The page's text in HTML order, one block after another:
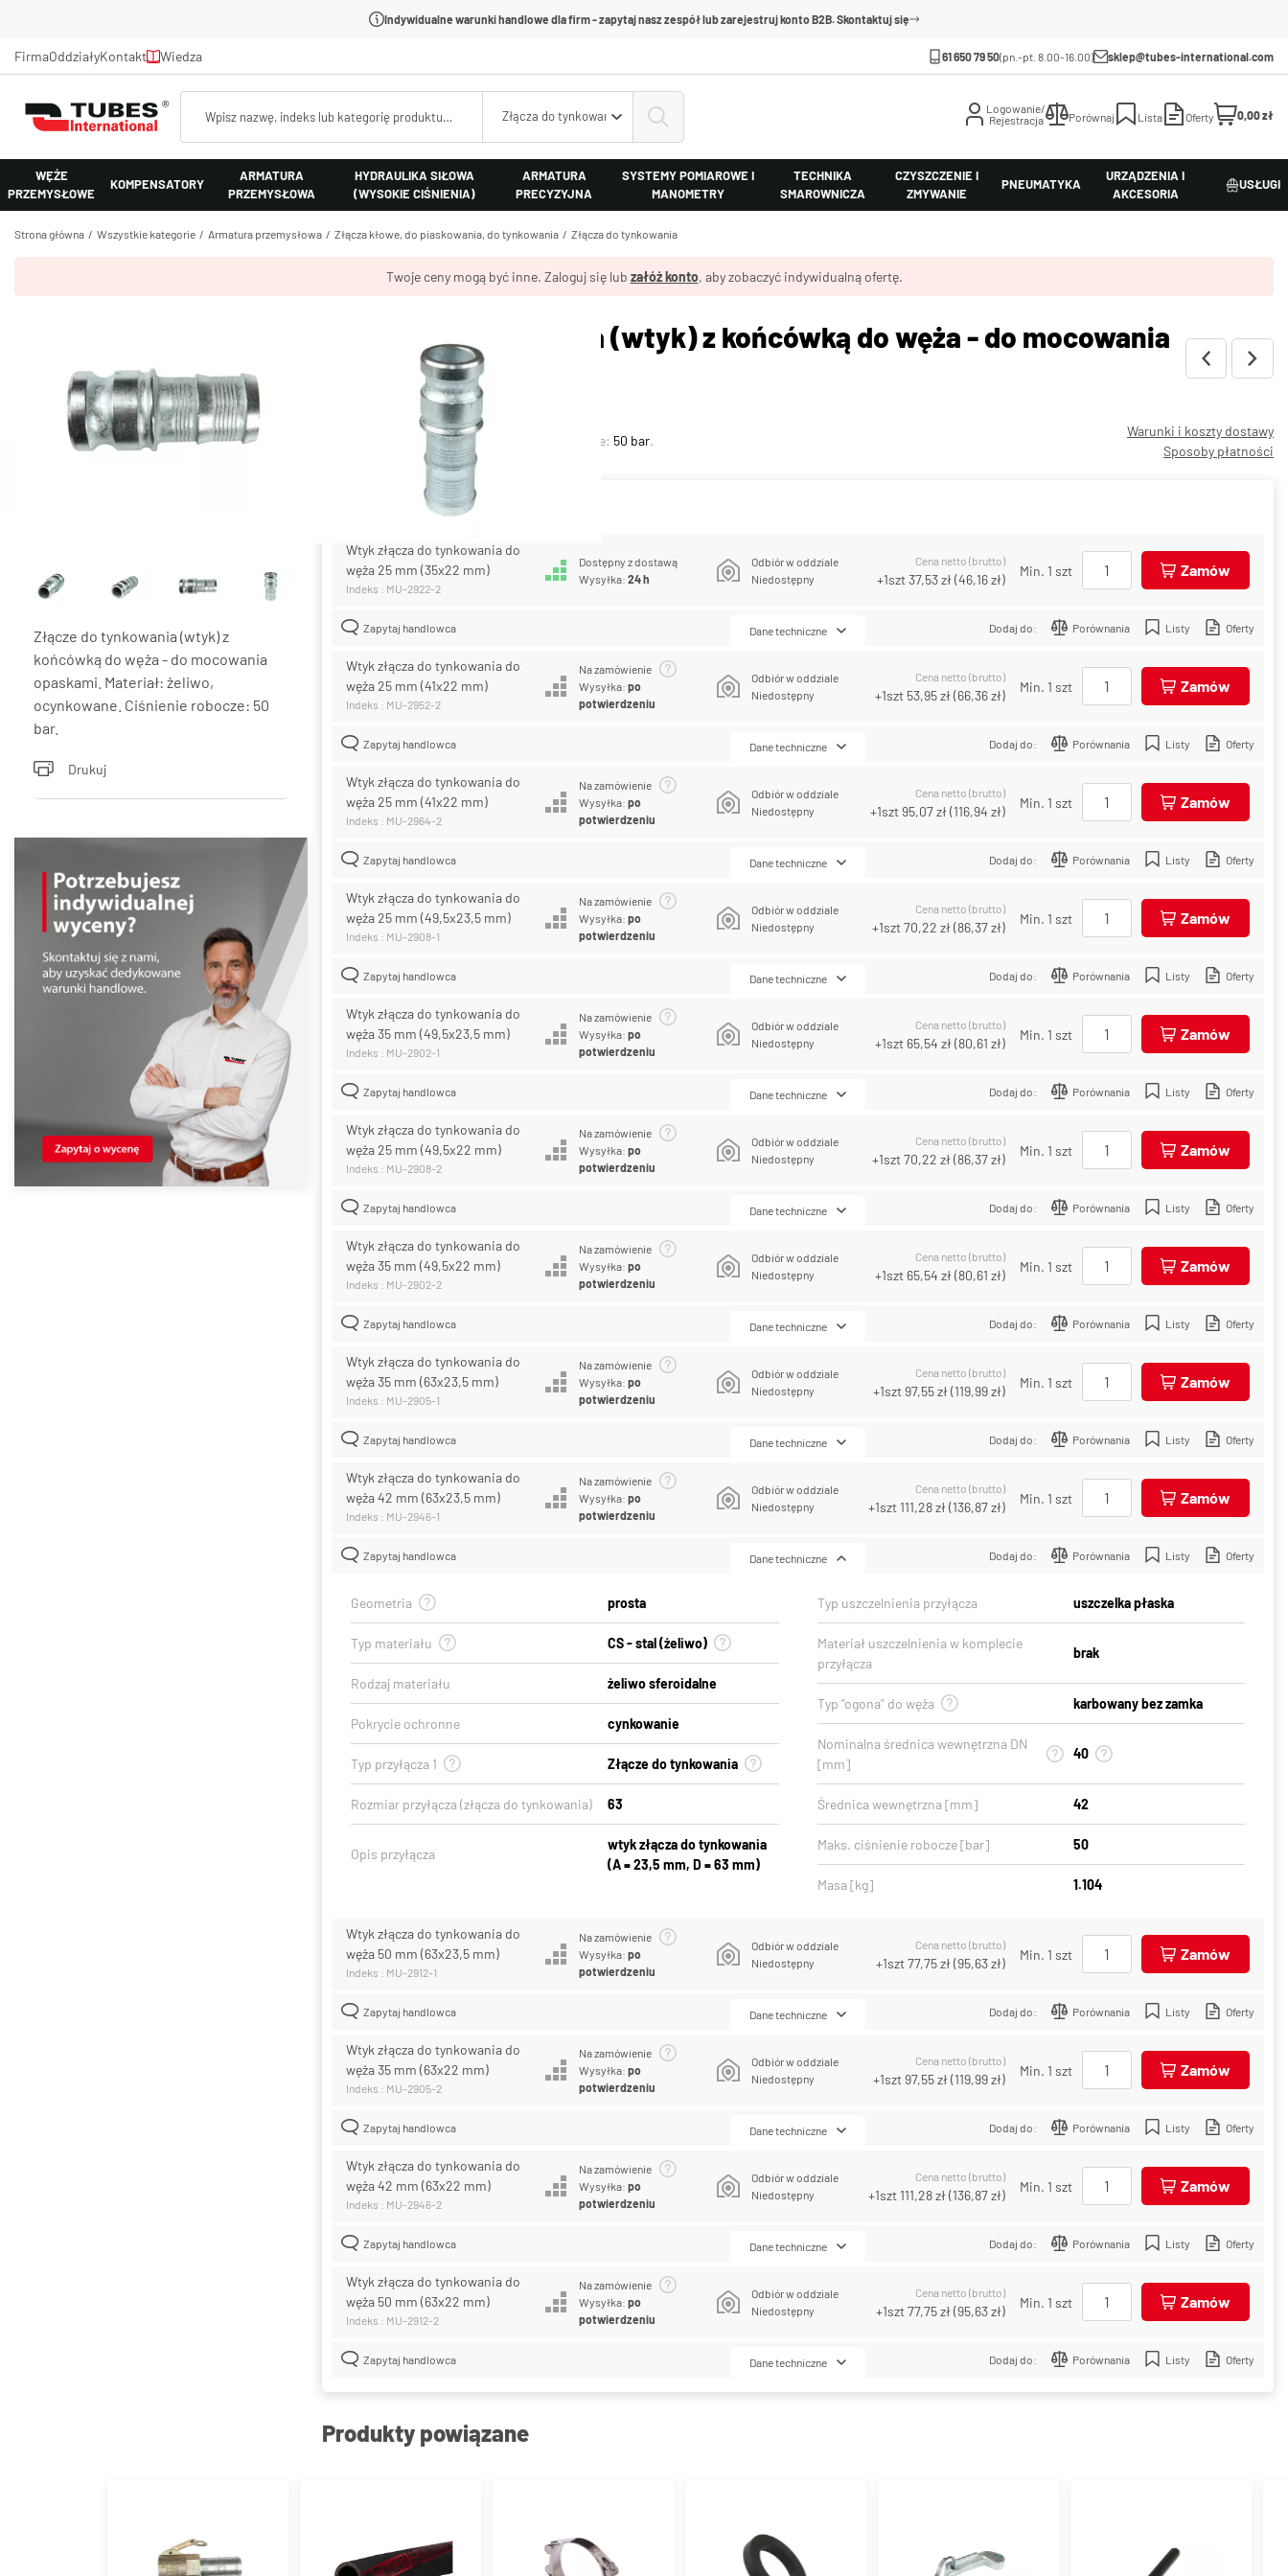
Indywidualne warunki handlowe dla firm - zapytaj nasz zespół lub zarejestruj konto B2B. Skontaktuj się
FirmaOddziałyKontakt Wiedza 61 650 79 50(pn.-pt. 8.00-16.00) sklep@tubes-international.com
Złącza do tynkowania
Logowanie/
Rejestracja
Porównaj Lista Oferty 0,00 zł
WĘŻE
PRZEMYSŁOWE
KOMPENSATORY
ARMATURA
PRZEMYSŁOWA
HYDRAULIKA SIŁOWA
(WYSOKIE CIŚNIENIA)
ARMATURA
PRECYZYJNA
SYSTEMY POMIAROWE I
MANOMETRY
TECHNIKA
SMAROWNICZA
CZYSZCZENIE I
ZMYWANIE
PNEUMATYKA
URZĄDZENIA I
AKCESORIA
USŁUGI
Strona główna Wszystkie kategorie Armatura przemysłowa Złącza kłowe, do piaskowania, do tynkowania Złącza do tynkowania
Twoje ceny mogą być inne. Zaloguj się lub załóż konto, aby zobaczyć indywidualną ofertę.
Złącze do tynkowania (wtyk) z
końcówką do węża - do mocowania
opaskami. Materiał: żeliwo,
ocynkowane. Ciśnienie robocze: 50
bar.
Drukuj
Złącze do tynkowania (wtyk) z końcówką do węża - do mocowania
opaskami
żeliwo, ocynkowane . Ciśnienie robocze: 50 bar.
Warunki i koszty dostawy
Sposoby płatności
Lista wariantów produktu
Wtyk złącza do tynkowania do
węża 25 mm (35x22 mm)
Indeks : MU-2922-2
Dostępny z dostawą
Wysyłka:24 h
Odbiór w oddziale
Niedostępny
Cena netto (brutto)
+1szt37,53 zł(46,16 zł)
Min. 1 szt Zamów
Zapytaj handlowca Dodaj do: Porównania Listy Oferty
Dane techniczne
Wtyk złącza do tynkowania do
węża 25 mm (41x22 mm)
Indeks : MU-2952-2
Na zamówienie
Wysyłka:po
potwierdzeniu
Odbiór w oddziale
Niedostępny
Cena netto (brutto)
+1szt 53,95 zł(66,36 zł)
Min. 1 szt Zamów
Zapytaj handlowca Dodaj do: Porównania Listy Oferty
Dane techniczne
Wtyk złącza do tynkowania do
węża 25 mm (41x22 mm)
Indeks : MU-2964-2
Na zamówienie
Wysyłka:po
potwierdzeniu
Odbiór w oddziale
Niedostępny
Cena netto (brutto)
+1szt95,07 zł(116,94 zł)
Min. 1 szt Zamów
Zapytaj handlowca Dodaj do: Porównania Listy Oferty
Dane techniczne
Wtyk złącza do tynkowania do
węża 25 mm (49,5x23,5 mm)
Indeks : MU-2908-1
Na zamówienie
Wysyłka:po
potwierdzeniu
Odbiór w oddziale
Niedostępny
Cena netto (brutto)
+1szt70,22 zł(86,37 zł)
Min. 1 szt Zamów
Zapytaj handlowca Dodaj do: Porównania Listy Oferty
Dane techniczne
Wtyk złącza do tynkowania do
węża 35 mm (49,5x23,5 mm)
Indeks : MU-2902-1
Na zamówienie
Wysyłka:po
potwierdzeniu
Odbiór w oddziale
Niedostępny
Cena netto (brutto)
+1szt 65,54 zł(80,61 zł)
Min. 1 szt Zamów
Zapytaj handlowca Dodaj do: Porównania Listy Oferty
Dane techniczne
Wtyk złącza do tynkowania do
węża 25 mm (49,5x22 mm)
Indeks : MU-2908-2
Na zamówienie
Wysyłka:po
potwierdzeniu
Odbiór w oddziale
Niedostępny
Cena netto (brutto)
+1szt70,22 zł(86,37 zł)
Min. 1 szt Zamów
Zapytaj handlowca Dodaj do: Porównania Listy Oferty
Dane techniczne
Wtyk złącza do tynkowania do
węża 35 mm (49,5x22 mm)
Indeks : MU-2902-2
Na zamówienie
Wysyłka:po
potwierdzeniu
Odbiór w oddziale
Niedostępny
Cena netto (brutto)
+1szt 65,54 zł(80,61 zł)
Min. 1 szt Zamów
Zapytaj handlowca Dodaj do: Porównania Listy Oferty
Dane techniczne
Wtyk złącza do tynkowania do
węża 35 mm (63x23,5 mm)
Indeks : MU-2905-1
Na zamówienie
Wysyłka:po
potwierdzeniu
Odbiór w oddziale
Niedostępny
Cena netto (brutto)
+1szt97,55 zł(119,99 zł)
Min. 1 szt Zamów
Zapytaj handlowca Dodaj do: Porównania Listy Oferty
Dane techniczne
Wtyk złącza do tynkowania do
węża 42 mm (63x23,5 mm)
Indeks : MU-2946-1
Na zamówienie
Wysyłka:po
potwierdzeniu
Odbiór w oddziale
Niedostępny
Cena netto (brutto)
+1szt 111,28 zł(136,87 zł)
Min. 1 szt Zamów
Zapytaj handlowca Dodaj do: Porównania Listy Oferty
Dane techniczne
Geometria prosta
Typ materiału CS - stal (żeliwo)
Rodzaj materiału żeliwo sferoidalne
Pokrycie ochronne cynkowanie
Typ przyłącza 1 Złącze do tynkowania
Rozmiar przyłącza (złącza do tynkowania) 63
Opis przyłącza
wtyk złącza do tynkowania
(A = 23,5 mm, D = 63 mm)
Typ uszczelnienia przyłącza uszczelka płaska
Materiał uszczelnienia w komplecie
przyłącza
brak
Typ "ogona" do węża karbowany bez zamka
Nominalna średnica wewnętrzna DN
[mm]
40
Średnica wewnętrzna [mm] 42
Maks. ciśnienie robocze [bar] 50
Masa [kg] 1.104
Wtyk złącza do tynkowania do
węża 50 mm (63x23,5 mm)
Indeks : MU-2912-1
Na zamówienie
Wysyłka:po
potwierdzeniu
Odbiór w oddziale
Niedostępny
Cena netto (brutto)
+1szt77,75 zł(95,63 zł)
Min. 1 szt Zamów
Zapytaj handlowca Dodaj do: Porównania Listy Oferty
Dane techniczne
Wtyk złącza do tynkowania do
węża 35 mm (63x22 mm)
Indeks : MU-2905-2
Na zamówienie
Wysyłka:po
potwierdzeniu
Odbiór w oddziale
Niedostępny
Cena netto (brutto)
+1szt97,55 zł(119,99 zł)
Min. 1 szt Zamów
Zapytaj handlowca Dodaj do: Porównania Listy Oferty
Dane techniczne
Wtyk złącza do tynkowania do
węża 42 mm (63x22 mm)
Indeks : MU-2946-2
Na zamówienie
Wysyłka:po
potwierdzeniu
Odbiór w oddziale
Niedostępny
Cena netto (brutto)
+1szt 111,28 zł(136,87 zł)
Min. 1 szt Zamów
Zapytaj handlowca Dodaj do: Porównania Listy Oferty
Dane techniczne
Wtyk złącza do tynkowania do
węża 50 mm (63x22 mm)
Indeks : MU-2912-2
Na zamówienie
Wysyłka:po
potwierdzeniu
Odbiór w oddziale
Niedostępny
Cena netto (brutto)
+1szt77,75 zł(95,63 zł)
Min. 1 szt Zamów
Zapytaj handlowca Dodaj do: Porównania Listy Oferty
Dane techniczne
Produkty powiązane